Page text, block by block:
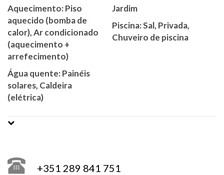
Aquecimento: Piso
aquecido (bomba de
calor), Ar condicionado
(aquecimento +
arrefecimento)
Água quente: Painéis
solares, Caldeira
(elétrica)
Jardim
Piscina: Sal, Privada,
Chuveiro de piscina
+351 289 841 751